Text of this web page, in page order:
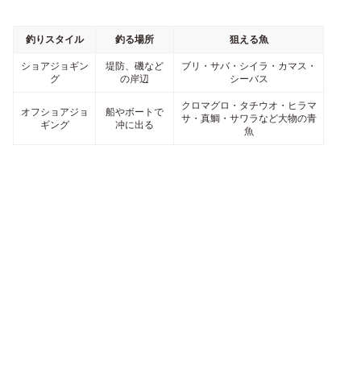
釣りスタイル 釣る場所
狙える魚
ショアジョギン
グ
堤防、磯など
の岸辺
ブリ・サバ・シイラ・カマス・
シーバス
オフショアジョ
ギング
船やボートで
冲に出る
クロマグロ・タチウオ・ヒラマ
サ・真鯛・サワラなど大物の青
魚